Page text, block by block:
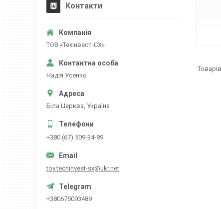
Контакти
ТОВ «Техінвест-СХ»
Надія Усенко
Біла Церква, Україна
+380 (67) 509-34-89
tov.techinvest-sx@ukr.net
+380675093489